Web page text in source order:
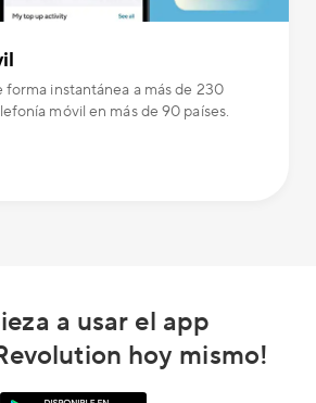
forma instantánea a más de 230
móvil en más de 90 países.
a usar el app
hoy mismo!